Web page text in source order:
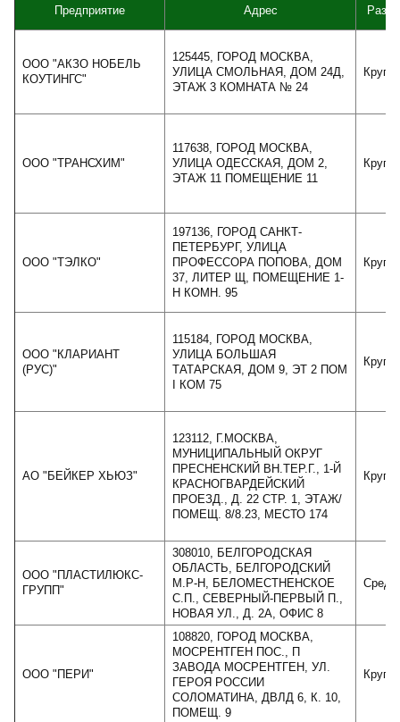
Предприятие Адрес
ООО "АКЗО НОБЕЛЬ
КОУТИНГС"
125445, ГОРОД МОСКВА,
УЛИЦА СМОЛЬНАЯ, ДОМ 24Д,
ЭТАЖ 3 КОМНАТА № 24
ООО "ТРАНСХИМ"
117638, ГОРОД МОСКВА,
УЛИЦА ОДЕССКАЯ, ДОМ 2,
ЭТАЖ 11 ПОМЕЩЕНИЕ 11
ООО "ТЭЛКО"
197136, ГОРОД САНКТ-
ПЕТЕРБУРГ, УЛИЦА
ПРОФЕССОРА ПОПОВА, ДОМ
37, ЛИТЕР Щ, ПОМЕЩЕНИЕ 1-
Н КОМН. 95
ООО "КЛАРИАНТ
(РУС)"
115184, ГОРОД МОСКВА,
УЛИЦА БОЛЬШАЯ
ТАТАРСКАЯ, ДОМ 9, ЭТ 2 ПОМ
I КОМ 75
АО "БЕЙКЕР ХЬЮЗ"
123112, Г.МОСКВА,
МУНИЦИПАЛЬНЫЙ ОКРУГ
ПРЕСНЕНСКИЙ ВН.ТЕР.Г., 1-Й
КРАСНОГВАРДЕЙСКИЙ
ПРОЕЗД., Д. 22 СТР. 1, ЭТАЖ/
ПОМЕЩ. 8/8.23, МЕСТО 174
ООО "ПЛАСТИЛЮКС-
ГРУПП"
308010, БЕЛГОРОДСКАЯ
ОБЛАСТЬ, БЕЛГОРОДСКИЙ
М.Р-Н, БЕЛОМЕСТНЕНСКОЕ
С.П., СЕВЕРНЫЙ-ПЕРВЫЙ П.,
НОВАЯ УЛ., Д. 2А, ОФИС 8
ООО "ПЕРИ"
108820, ГОРОД МОСКВА,
МОСРЕНТГЕН ПОС., П
ЗАВОДА МОСРЕНТГЕН, УЛ.
ГЕРОЯ РОССИИ
СОЛОМАТИНА, ДВЛД 6, К. 10,
ПОМЕЩ. 9